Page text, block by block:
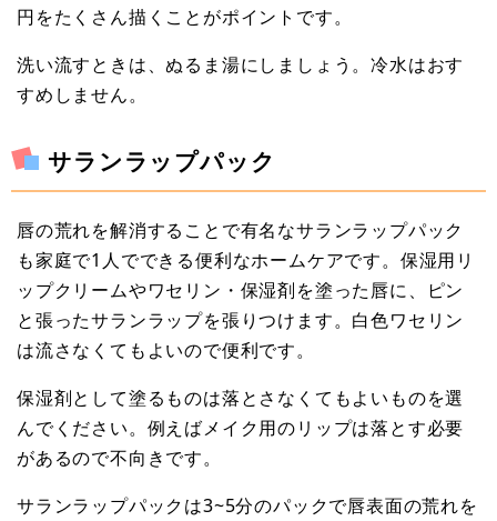
円をたくさん描くことがポイントです。
洗い流すときは、ぬるま湯にしましょう。冷水はおす
すめしません。
サランラップパック
唇の荒れを解消することで有名なサランラップパック
も家庭で1人でできる便利なホームケアです。保湿用リ
ップクリームやワセリン・保湿剤を塗った唇に、ピン
と張ったサランラップを張りつけます。白色ワセリン
は流さなくてもよいので便利です。
保湿剤として塗るものは落とさなくてもよいものを選
んでください。例えばメイク用のリップは落とす必要
があるので不向きです。
サランラップパックは3~5分のパックで唇表面の荒れを